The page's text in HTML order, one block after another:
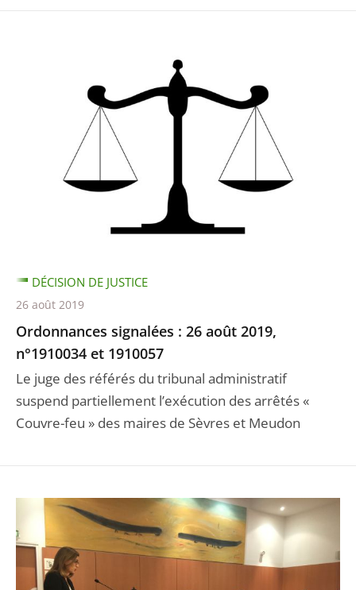
Ordonnances signalées : 26 août 2019,
n°1910034 et 1910057
Le juge des référés du tribunal administratif
suspend partiellement l’exécution des arrêtés «
Couvre-feu » des maires de Sèvres et Meudon
DÉCISION DE JUSTICE
26 août 2019